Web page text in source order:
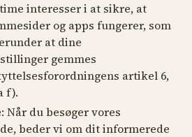
interesser i at sikre, at
og apps fungerer, som
at dine
gemmes
artikel 6,
f).
Når du besøger vores
beder vi om dit informerede